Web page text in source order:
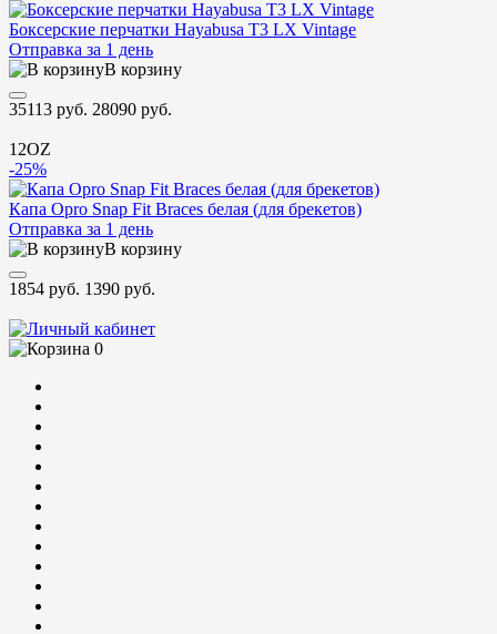
Боксерские перчатки Hayabusa T3 LX Vintage
Отправка за 1 день
В корзину
35113 руб. 28090 руб.
12OZ
-25%
Капа Opro Snap Fit Braces белая (для брекетов)
Отправка за 1 день
В корзину
1854 руб. 1390 руб.
0